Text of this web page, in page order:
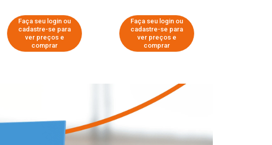
Faça seu login ou
cadastre-se para
ver preços e
comprar
Faça seu login ou
cadastre-se para
ver preços e
comprar